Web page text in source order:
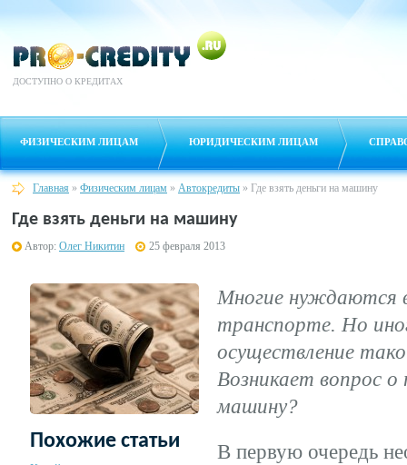
ДОСТУПНО О КРЕДИТАХ
ФИЗИЧЕСКИМ ЛИЦАМ ЮРИДИЧЕСКИМ ЛИЦАМ
Главная » Физическим лицам » Автокредиты » Где взять деньги на машину
Где взять деньги на машину
Автор: Олег Никитин 25 февраля 2013
Похожие статьи
Многие нуждаются
транспорте. Но
осуществление
Возникает вопрос о
машину?
В первую очередь